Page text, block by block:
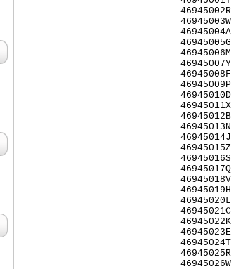
46945002R
46945003W
46945004A
46945005G
46945006M
46945007Y
46945008F
46945009P
46945010D
46945011X
46945012B
46945013N
46945014J
46945015Z
46945016S
46945017Q
46945018V
46945019H
46945020L
46945021C
46945022K
46945023E
46945024T
46945025R
46945026W